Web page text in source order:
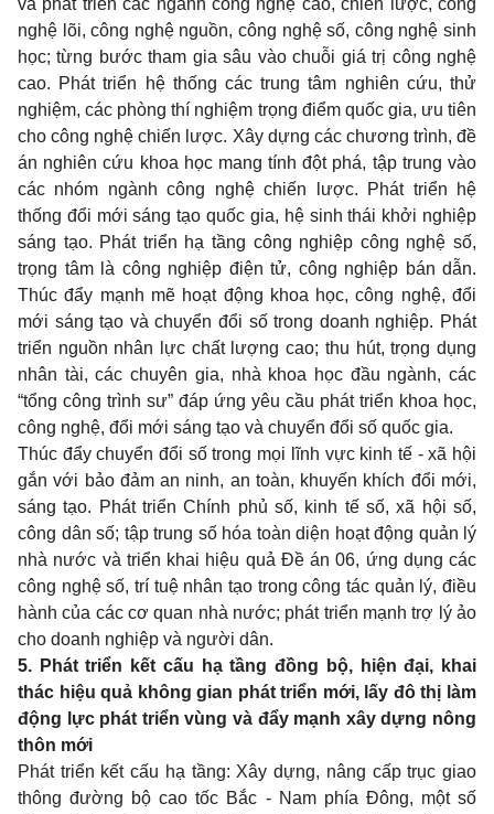
và phát triển các ngành công nghệ cao, chiến lược, công
nghệ lõi, công nghệ nguồn, công nghệ số, công nghệ sinh
học; từng bước tham gia sâu vào chuỗi giá trị công nghệ
cao. Phát triển hệ thống các trung tâm nghiên cứu, thử
nghiệm, các phòng thí nghiệm trọng điểm quốc gia, ưu tiên
cho công nghệ chiến lược. Xây dựng các chương trình, đề
án nghiên cứu khoa học mang tính đột phá, tập trung vào
các nhóm ngành công nghệ chiến lược. Phát triển hệ
thống đổi mới sáng tạo quốc gia, hệ sinh thái khởi nghiệp
sáng tạo. Phát triển hạ tầng công nghiệp công nghệ số,
trọng tâm là công nghiệp điện tử, công nghiệp bán dẫn.
Thúc đẩy mạnh mẽ hoạt động khoa học, công nghệ, đổi
mới sáng tạo và chuyển đổi số trong doanh nghiệp. Phát
triển nguồn nhân lực chất lượng cao; thu hút, trọng dụng
nhân tài, các chuyên gia, nhà khoa học đầu ngành, các
“tổng công trình sư” đáp ứng yêu cầu phát triển khoa học,
công nghệ, đổi mới sáng tạo và chuyển đổi số quốc gia.
Thúc đẩy chuyển đổi số trong mọi lĩnh vực kinh tế - xã hội
gắn với bảo đảm an ninh, an toàn, khuyến khích đổi mới,
sáng tạo. Phát triển Chính phủ số, kinh tế số, xã hội số,
công dân số; tập trung số hóa toàn diện hoạt động quản lý
nhà nước và triển khai hiệu quả Đề án 06, ứng dụng các
công nghệ số, trí tuệ nhân tạo trong công tác quản lý, điều
hành của các cơ quan nhà nước; phát triển mạnh trợ lý ảo
cho doanh nghiệp và người dân.
5. Phát triển kết cấu hạ tầng đồng bộ, hiện đại, khai
thác hiệu quả không gian phát triển mới, lấy đô thị làm
động lực phát triển vùng và đẩy mạnh xây dựng nông
thôn mới
Phát triển kết cấu hạ tầng: Xây dựng, nâng cấp trục giao
thông đường bộ cao tốc Bắc - Nam phía Đông, một số